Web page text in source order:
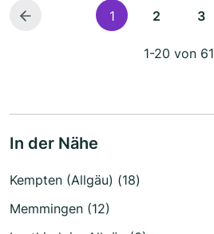
1 2 3
1-20 von 61
In der Nähe
Kempten (Allgäu) (18)
Memmingen (12)